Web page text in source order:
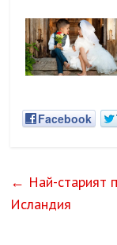
Facebook
← Най-старият
Исландия